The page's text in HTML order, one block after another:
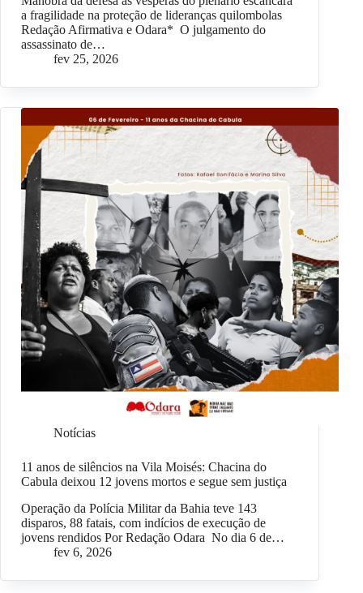
a fragilidade na proteção de lideranças quilombolas
Redação Afirmativa e Odara* O julgamento do
assassinato de…
fev 25, 2026
Notícias
11 anos de silêncios na Vila Moisés: Chacina do
Cabula deixou 12 jovens mortos e segue sem justiça
Operação da Polícia Militar da Bahia teve 143
disparos, 88 fatais, com indícios de execução de
jovens rendidos Por Redação Odara No dia 6 de…
fev 6, 2026